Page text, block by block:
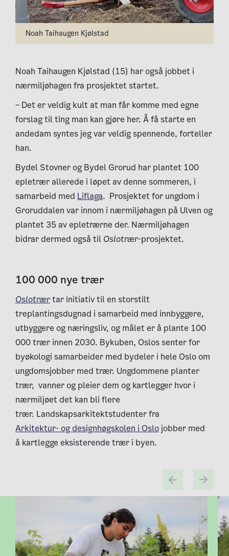
Noah Taihaugen Kjølstad
Noah Taihaugen Kjølstad (15) har også jobbet i
nærmiljøhagen fra prosjektet startet.
– Det er veldig kult at man får komme med egne
forslag til ting man kan gjøre her. Å få starte en
andedam syntes jeg var veldig spennende, forteller
han.
Bydel Stovner og Bydel Grorud har plantet 100
epletrær allerede i løpet av denne sommeren, i
samarbeid med Liflaga. Prosjektet for ungdom i
Groruddalen var innom i nærmiljøhagen på Ulven og
plantet 35 av epletrærne der. Nærmiljøhagen
bidrar dermed også til Oslotrær-prosjektet.
100 000 nye trær
Oslotrærtar initiativ til en storstilt
treplantingsdugnad i samarbeid med innbyggere,
utbyggere og næringsliv, og målet er å plante 100
000 trær innen 2030. Bykuben, Oslos senter for
byøkologi samarbeider med bydeler i hele Oslo om
ungdomsjobber med trær. Ungdommene planter
trær, vanner og pleier dem og kartlegger hvor i
nærmiljøet det kan bli flere
trær. Landskapsarkitektstudenter fra
Arkitektur- og designhøgskolen i Oslo jobber med
å kartlegge eksisterende trær i byen.